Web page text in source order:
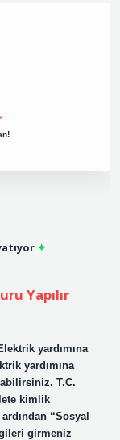
Yapılır
yardımına
yardımına
T.C.
kimlik
“Sosyal
girmeniz